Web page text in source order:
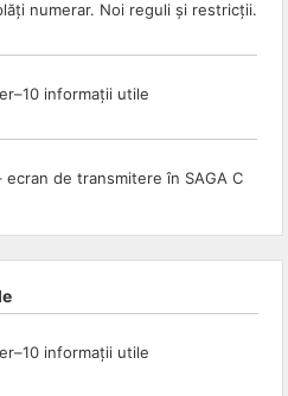
numerar. Noi reguli și restricții.
informații utile
ecran de transmitere în SAGA C
informații utile